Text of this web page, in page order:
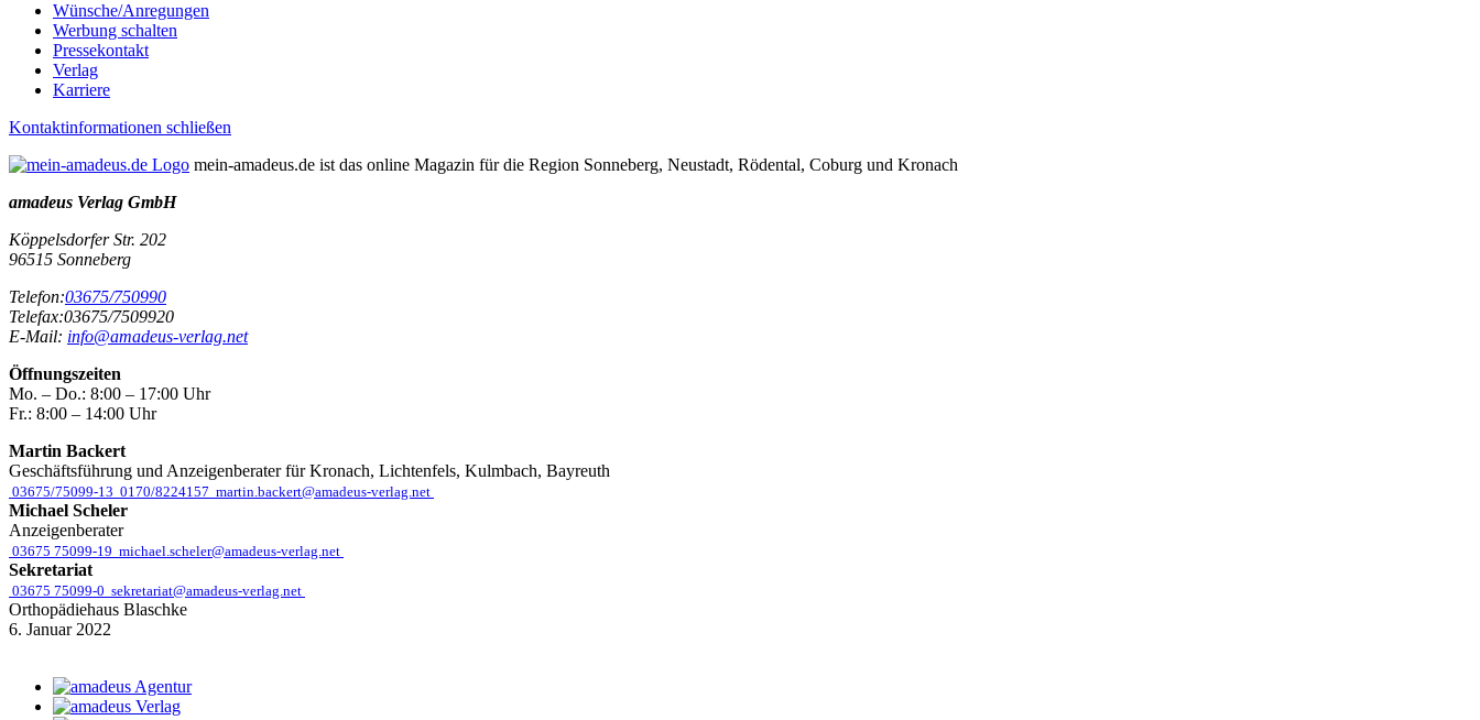
Wünsche/Anregungen
Werbung schalten
Pressekontakt
Verlag
Karriere
Kontaktinformationen schließen
mein-amadeus.de ist das online Magazin für die Region Sonneberg, Neustadt, Rödental, Coburg und Kronach
amadeus Verlag GmbH
Köppelsdorfer Str. 202
96515 Sonneberg
Telefon:03675/750990
Telefax:03675/7509920
E-Mail: info@amadeus-verlag.net
Öffnungszeiten
Mo. – Do.: 8:00 – 17:00 Uhr
Fr.: 8:00 – 14:00 Uhr
Martin Backert
Geschäftsführung und Anzeigenberater für Kronach, Lichtenfels, Kulmbach, Bayreuth
03675/75099-13 0170/8224157 martin.backert@amadeus-verlag.net
Michael Scheler
Anzeigenberater
03675 75099-19 michael.scheler@amadeus-verlag.net
Sekretariat
03675 75099-0 sekretariat@amadeus-verlag.net
Orthopädiehaus Blaschke
6. Januar 2022